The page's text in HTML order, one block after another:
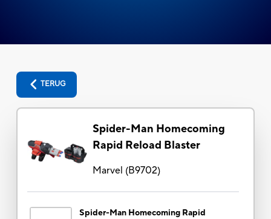
TERUG
Spider-Man Homecoming
Rapid Reload Blaster
Marvel (B9702)
Spider-Man Homecoming Rapid